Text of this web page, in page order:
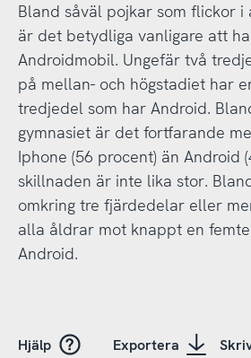
Bland såväl pojkar som flickor
är det betydliga vanligare att
Androidmobil. Ungefär två
på mellan- och högstadiet har
tredjedel som har Android.
gymnasiet är det fortfarande
Iphone (56 procent) än Android
skillnaden är inte lika stor.
omkring tre fjärdedelar eller
alla åldrar mot knappt en
Android.
Hjälp Exportera